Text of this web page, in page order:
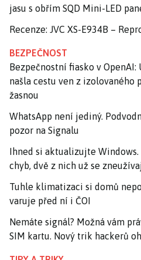
jasu s obřím SQD Mini-LED
Recenze: JVC XS-E934B –
BEZPEČNOST
Bezpečnostní fiasko v
našla cestu ven z izolovaného
žasnou
WhatsApp není jediný.
pozor na Signalu
Ihned si aktualizujte
chyb, dvě z nich už se
Tuhle klimatizaci si domů
varuje před ní i ČOI
Nemáte signál? Možná vám
SIM kartu. Nový trik hackerů